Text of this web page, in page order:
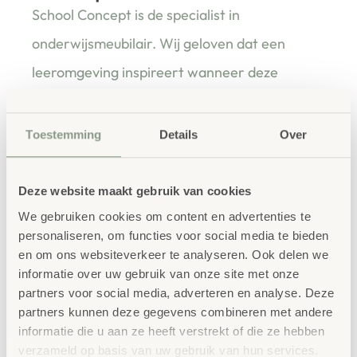
Toestemming Details Over
Deze website maakt gebruik van cookies
We gebruiken cookies om content en advertenties te
personaliseren, om functies voor social media te bieden
en om ons websiteverkeer te analyseren. Ook delen we
informatie over uw gebruik van onze site met onze
partners voor social media, adverteren en analyse. Deze
partners kunnen deze gegevens combineren met andere
informatie die u aan ze heeft verstrekt of die ze hebben
verzameld op basis van uw gebruik van hun services.
School Concept is de specialist in
onderwijsmeubilair. Wij geloven dat een
leeromgeving inspireert wanneer deze
leerkrachten.
Waarom School Concept?
Maatwerk: ieder project start vanuit uw idee
en onze ervaring
Kwaliteit : al ons school- en
kinderopvangmeubilair is uitvoerig getest en
voldoet aan GS- en TÜV-keuringen